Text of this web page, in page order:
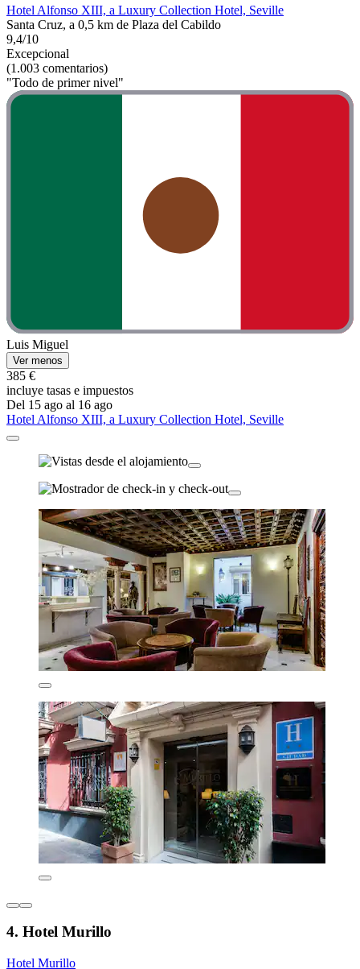
Hotel Alfonso XIII, a Luxury Collection Hotel, Seville
Santa Cruz, a 0,5 km de Plaza del Cabildo
9,4/10
Excepcional
(1.003 comentarios)
"Todo de primer nivel"
Luis Miguel
Ver menos
385 €
incluye tasas e impuestos
Del 15 ago al 16 ago
Hotel Alfonso XIII, a Luxury Collection Hotel, Seville
4. Hotel Murillo
Hotel Murillo